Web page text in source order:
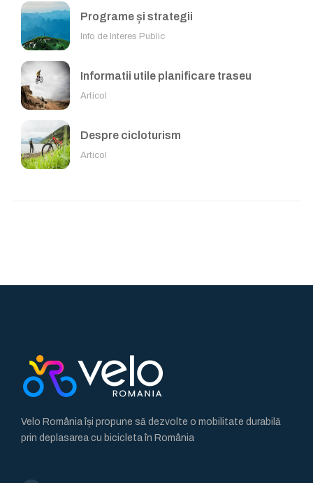
Programe și strategii
Info de Interes Public
Informatii utile planificare traseu
Articol
Despre cicloturism
Articol
Velo România își propune să dezvolte o mobilitate durabilă
prin deplasarea cu bicicleta în România